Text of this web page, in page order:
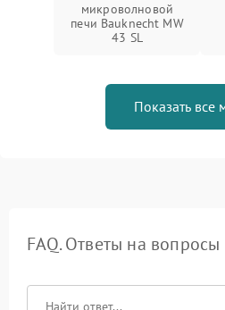
микроволновой
печи Bauknecht MW
43 SL
Показать все
FAQ. Ответы на вопросы